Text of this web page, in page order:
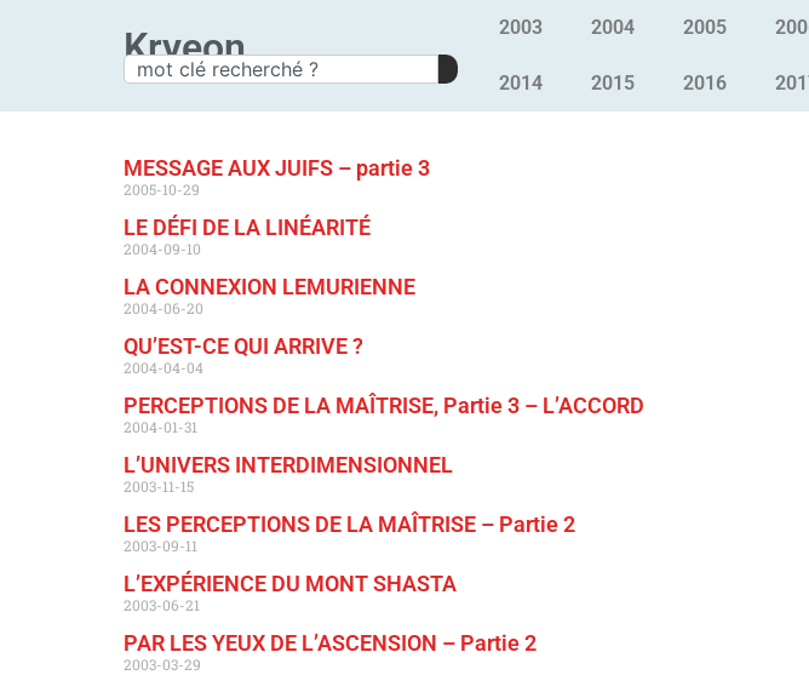
Kryeon 2003 2004 2005
2014 2015 2016
MESSAGE AUX JUIFS – partie 3
2005-10-29
LE DÉFI DE LA LINÉARITÉ
2004-09-10
LA CONNEXION LEMURIENNE
2004-06-20
QU’EST-CE QUI ARRIVE ?
2004-04-04
PERCEPTIONS DE LA MAÎTRISE, Partie 3 – L’ACCORD
2004-01-31
L’UNIVERS INTERDIMENSIONNEL
2003-11-15
LES PERCEPTIONS DE LA MAÎTRISE – Partie 2
2003-09-11
L’EXPÉRIENCE DU MONT SHASTA
2003-06-21
PAR LES YEUX DE L’ASCENSION – Partie 2
2003-03-29